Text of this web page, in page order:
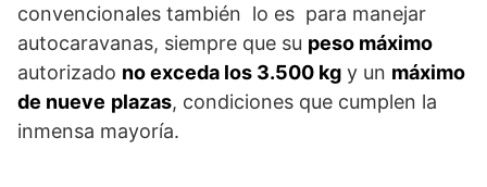
convencionales también lo es para manejar
autocaravanas, siempre que su peso máximo
autorizado no exceda los 3.500 kg y un máximo
de nueve plazas, condiciones que cumplen la
inmensa mayoría.